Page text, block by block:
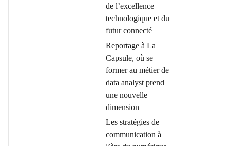
de l’excellence
technologique et du
futur connecté
Reportage à La
Capsule, où se
former au métier de
data analyst prend
une nouvelle
dimension
Les stratégies de
communication à